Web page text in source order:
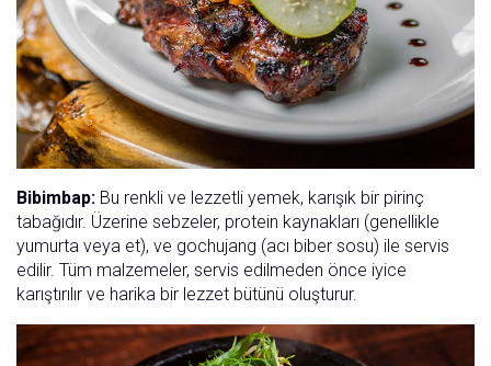
Bibimbap: Bu renkli ve lezzetli yemek, karışık bir pirinç
tabağıdır. Üzerine sebzeler, protein kaynakları (genellikle
yumurta veya et), ve gochujang (acı biber sosu) ile servis
edilir. Tüm malzemeler, servis edilmeden önce iyice
karıştırılır ve harika bir lezzet bütünü oluşturur.